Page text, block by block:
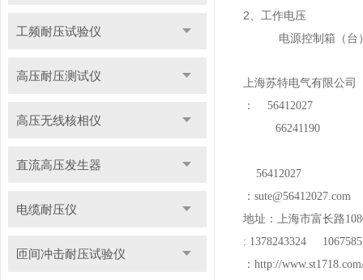
2、工作电压
电源控制箱（台）输
上海苏特电气有限公司
：
56412027
66241190
56412027
： sute@56412027.com
地址：上海市富长路
: 1378243324
： http://
工频耐压试验仪
高压耐压测试仪
高压无线核相仪
直流高压发生器
电缆耐压仪
匝间冲击耐压试验仪